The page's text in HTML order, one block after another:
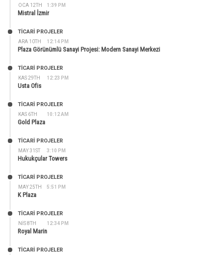
OCA 12TH 1:39 PM
Mistral İzmir
ARA 10TH 12:14 PM
TİCARİ PROJELER
Plaza Görünümlü Sanayi Projesi: Modern Sanayi Merkezi
KAS 29TH 12:23 PM
TİCARİ PROJELER
Usta Ofis
KAS 6TH 10:12 AM
TİCARİ PROJELER
Gold Plaza
MAY 31ST 3:10 PM
TİCARİ PROJELER
Hukukçular Towers
MAY 25TH 5:51 PM
TİCARİ PROJELER
K Plaza
NIS 8TH 12:34 PM
TİCARİ PROJELER
Royal Marin
TİCARİ PROJELER